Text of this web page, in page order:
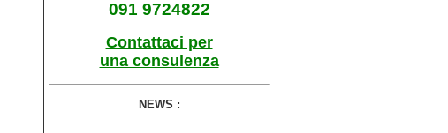
091 9724822
Contattaci per
una consulenza
NEWS :